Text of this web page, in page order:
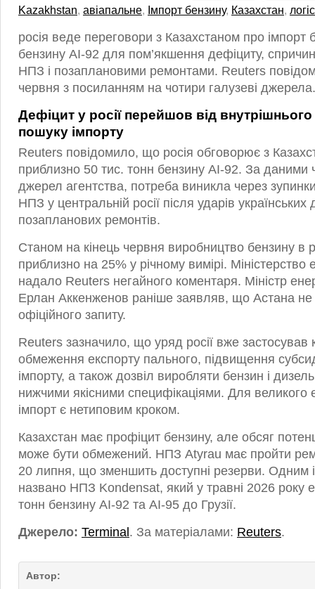
Kazakhstan, авіапальне, Імпорт бензину, Казахстан,
росія веде переговори з Казахстаном про імпорт
бензину АІ-92 для пом’якшення дефіциту,
НПЗ і позаплановими ремонтами. Reuters
червня з посиланням на чотири галузеві джерела.
Дефіцит у росії перейшов від
пошуку імпорту
Reuters повідомило, що росія обговорює з
приблизно 50 тис. тонн бензину АІ-92. За даними
джерел агентства, потреба виникла через
НПЗ у центральній росії після ударів українських
позапланових ремонтів.
Станом на кінець червня виробництво бензину в
приблизно на 25% у річному вимірі. Міністерство
надало Reuters негайного коментаря. Міністр
Ерлан Аккенженов раніше заявляв, що Астана
офіційного запиту.
Reuters зазначило, що уряд росії вже застосував
обмеження експорту пального, підвищення
імпорту, а також дозвіл виробляти бензин і
нижчими якісними специфікаціями. Для великого
імпорт є нетиповим кроком.
Казахстан має профіцит бензину, але обсяг
може бути обмежений. НПЗ Atyrau має пройти
20 липня, що зменшить доступні резерви. Одним
названо НПЗ Kondensat, який у травні 2026 року
тонн бензину АІ-92 та АІ-95 до Грузії.
Джерело: Terminal . За матеріалами: Reuters.
Автор: